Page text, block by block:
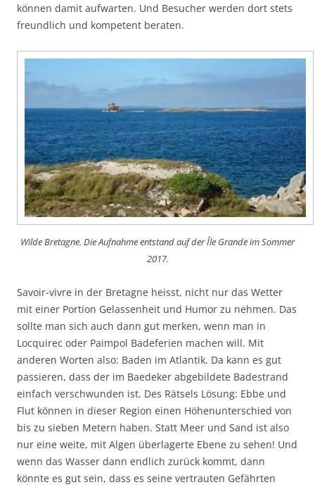
können damit aufwarten. Und Besucher werden dort stets
freundlich und kompetent beraten.
Wilde Bretagne. Die Aufnahme entstand auf der Île Grande im Sommer
2017.
Savoir-vivre in der Bretagne heisst, nicht nur das Wetter
mit einer Portion Gelassenheit und Humor zu nehmen. Das
sollte man sich auch dann gut merken, wenn man in
Locquirec oder Paimpol Badeferien machen will. Mit
anderen Worten also: Baden im Atlantik. Da kann es gut
passieren, dass der im Baedeker abgebildete Badestrand
einfach verschwunden ist. Des Rätsels Lösung: Ebbe und
Flut können in dieser Region einen Höhenunterschied von
bis zu sieben Metern haben. Statt Meer und Sand ist also
nur eine weite, mit Algen überlagerte Ebene zu sehen! Und
wenn das Wasser dann endlich zurück kommt, dann
könnte es gut sein, dass es seine vertrauten Gefährten